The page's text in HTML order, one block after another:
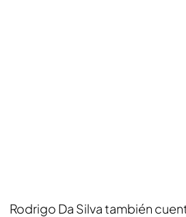
Rodrigo Da Silva también